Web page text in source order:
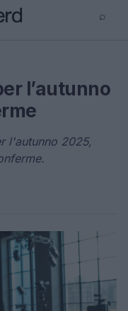
⌕
l’autunno
l'autunno 2025,